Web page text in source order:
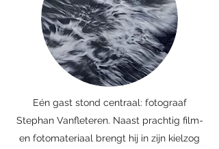
Eén gast stond centraal: fotograaf
Stephan Vanfleteren. Naast prachtig film-
en fotomateriaal brengt hij in zijn kielzog